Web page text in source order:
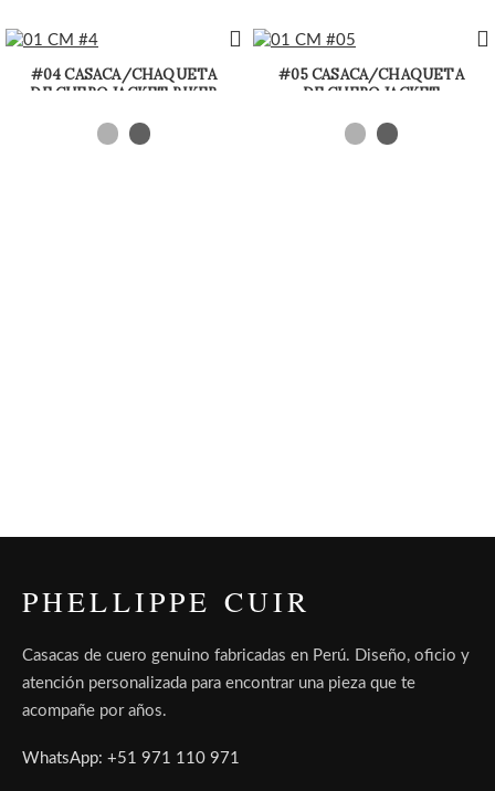
#04 CASACA/CHAQUETA
DE CUERO JACKET BIKER
#05 CASACA/CHAQUETA
DE CUERO JACKET
PHELLIPPE CUIR
Casacas de cuero genuino fabricadas en Perú. Diseño, oficio y
atención personalizada para encontrar una pieza que te
acompañe por años.
WhatsApp: +51 971 110 971